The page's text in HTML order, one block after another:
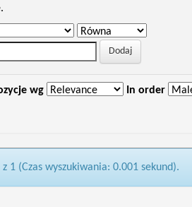
wg In order
1 (Czas wyszukiwania: 0.001 sekund).